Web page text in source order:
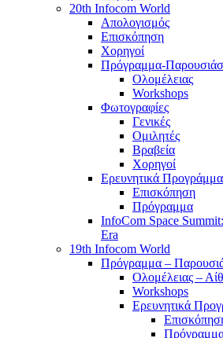
20th Infocom World
Απολογισμός
Επισκόπηση
Χορηγοί
Πρόγραμμα-
Ολομέλειας
Workshops
Φωτογραφίες
Γενικές
Ομιλητές
Βραβεία
Χορηγοί
Ερευνητικά
Επισκόπηση
Πρόγραμμα
InfoCom Space
Era
19th Infocom World
Πρόγραμμα –
Ολομέλειας –
Workshops
Ερευνητικά